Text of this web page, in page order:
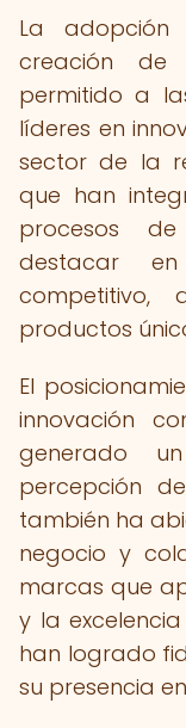
La
creación de
permitido a
líderes en
sector de la
que han
procesos
destacar
competitivo,
productos
El
innovación
generado
percepción
también ha
negocio y
marcas que
y la
han logrado
su presencia